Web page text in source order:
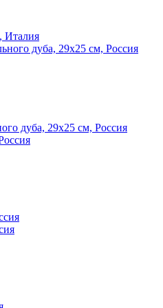
Италия
дуба, 29х25 см, Россия